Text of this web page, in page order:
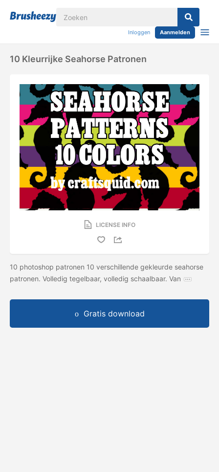
Inloggen Aanmelden
10 Kleurrijke Seahorse Patronen
LICENSE INFO
10 photoshop patronen 10 verschillende gekleurde seahorse
patronen. Volledig tegelbaar, volledig schaalbaar. Van
Gratis download